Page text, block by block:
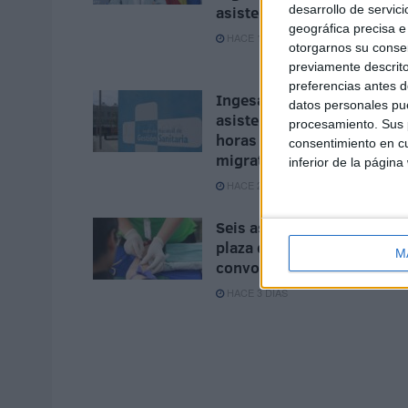
desarrollo de
geográfica precisa
otorgarnos su
previamente
preferencias antes
datos personales
procesamiento.
consentimiento en
inferior de la página
asistencial" en Ceuta
HACE 12 HORAS
Ingesa presta 329
asistencias en Ceuta en 24
horas por la presión
migratoria
HACE 2 DÍAS
Seis aspirantes optan a una
plaza de ATS/DUE
convocada por la Ciudad
HACE 3 DÍAS